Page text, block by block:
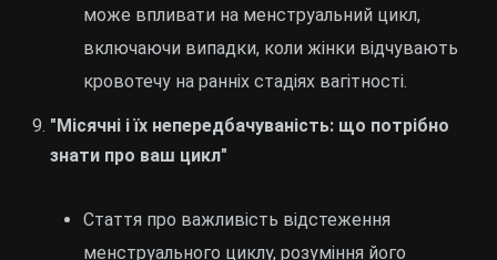
може впливати на менструальний цикл,
включаючи випадки, коли жінки відчувають
кровотечу на ранніх стадіях вагітності.
"Місячні і їх непередбачуваність: що потрібно
знати про ваш цикл"
Стаття про важливість відстеження
менструального циклу, розуміння його